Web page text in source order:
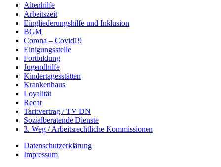
Altenhilfe
Arbeitszeit
Eingliederungshilfe und Inklusion
BGM
Corona – Covid19
Einigungsstelle
Fortbildung
Jugendhilfe
Kindertagesstätten
Krankenhaus
Loyalität
Recht
Tarifvertrag / TV DN
Sozialberatende Dienste
3. Weg / Arbeitsrechtliche Kommissionen
Datenschutzerklärung
Impressum